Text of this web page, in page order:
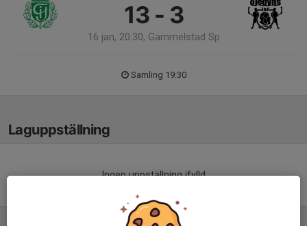
13 - 3
16 jan, 20:30, Gammelstad Sp
Samling 19:30
Laguppställning
Ingen uppställning ifylld